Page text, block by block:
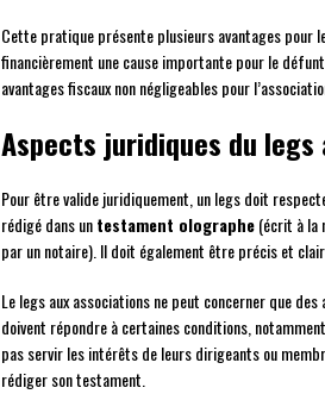
Cette pratique présente plusieurs avantages pour
financièrement une cause importante pour le
avantages fiscaux non négligeables pour
Aspects juridiques du
Pour être valide juridiquement, un legs doit
rédigé dans untestament olographe(écrit à la
par un notaire). Il doit également être précis et
Le legs aux associations ne peut concerner que
doivent répondre à certaines conditions,
pas servir les intérêts de leurs dirigeants ou
rédiger son testament.